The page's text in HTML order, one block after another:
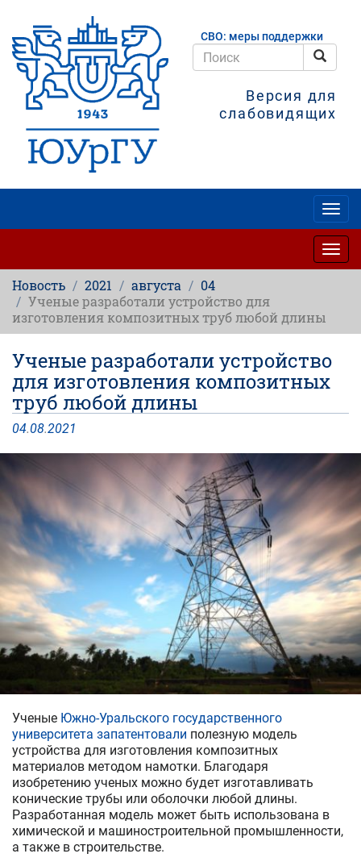
основному
содержанию
СВО: меры поддержки
Версия для
слабовидящих
Новость 2021 августа
04
Ученые разработали устройство для
изготовления композитных труб любой длины
Ученые разработали устройство
для изготовления композитных
труб любой длины
04.08.2021
Ученые Южно-Уральского государственного
университета запатентовали полезную модель
устройства для изготовления композитных
материалов методом намотки. Благодаря
изобретению ученых можно будет изготавливать
конические трубы или оболочки любой длины.
Разработанная модель может быть использована в
химической и машиностроительной промышленности,
а также в строительстве.